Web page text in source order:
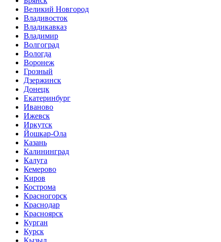
Великий Новгород
Владивосток
Владикавказ
Владимир
Волгоград
Вологда
Воронеж
Грозный
Дзержинск
Донецк
Екатеринбург
Иваново
Ижевск
Иркутск
Йошкар-Ола
Казань
Калининград
Калуга
Кемерово
Киров
Кострома
Красногорск
Краснодар
Красноярск
Курган
Курск
Кызыл